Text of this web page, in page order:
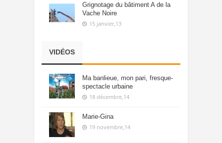
Grignotage du bâtiment A de la
Vache Noire
15 janvier,13
VIDÉOS
Ma banlieue, mon pari, fresque-
spectacle urbaine
18 décembre,14
Marie-Gina
19 novembre,14